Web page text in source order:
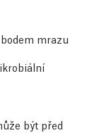
mrazu
být před